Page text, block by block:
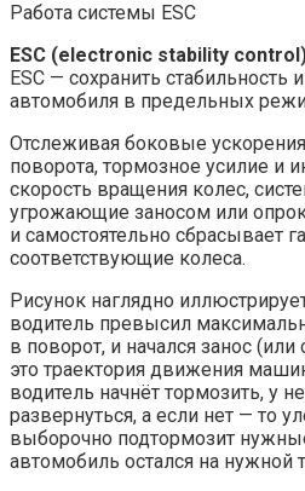
Работа системы ESC
ESC (electronic stability
ESC — сохранить стабильность
автомобиля в предельных
Отслеживая боковые
поворота, тормозное усилие и
скорость вращения колес,
угрожающие заносом или
и самостоятельно сбрасывает
соответствующие колеса.
Рисунок наглядно
водитель превысил
в поворот, и начался занос
это траектория движения
водитель начнёт тормозить, у
развернуться, а если нет — то
выборочно подтормозит
автомобиль остался на нужной